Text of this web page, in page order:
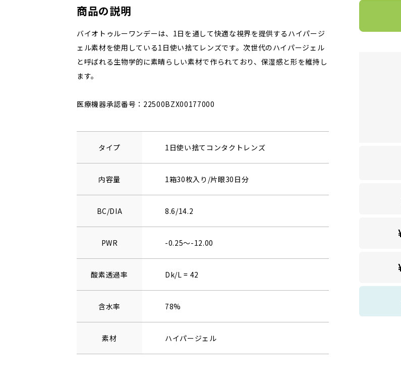
商品の説明
バイオトゥルーワンデーは、1日を通して快適な視界を提供するハイパージ
ェル素材を使用している1日使い捨てレンズです。次世代のハイパージェル
と呼ばれる生物学的に素晴らしい素材で作られており、保湿感と形を維持し
ます。
医療機器承認番号：22500BZX00177000
タイプ 1日使い捨てコンタクトレンズ
内容量 1箱30枚入り/片眼30日分
BC/DIA 8.6/14.2
PWR -0.25～-12.00
酸素透過率 Dk/L = 42
含水率 78%
素材 ハイパージェル